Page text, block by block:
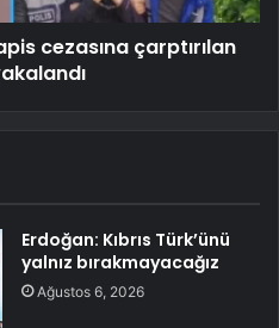
cezasına çarptırılan
Erdoğan: Kıbrıs Türk’ünü
yalnız bırakmayacağız
Ağustos 6, 2026